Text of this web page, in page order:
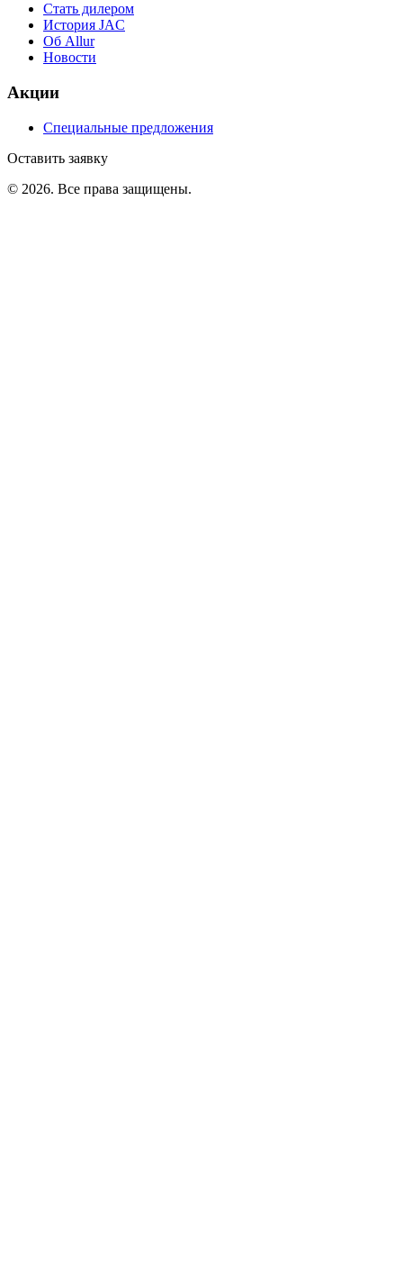
Стать дилером
История JAC
Об Allur
Новости
Акции
Специальные предложения
Оставить заявку
© 2026. Все права защищены.